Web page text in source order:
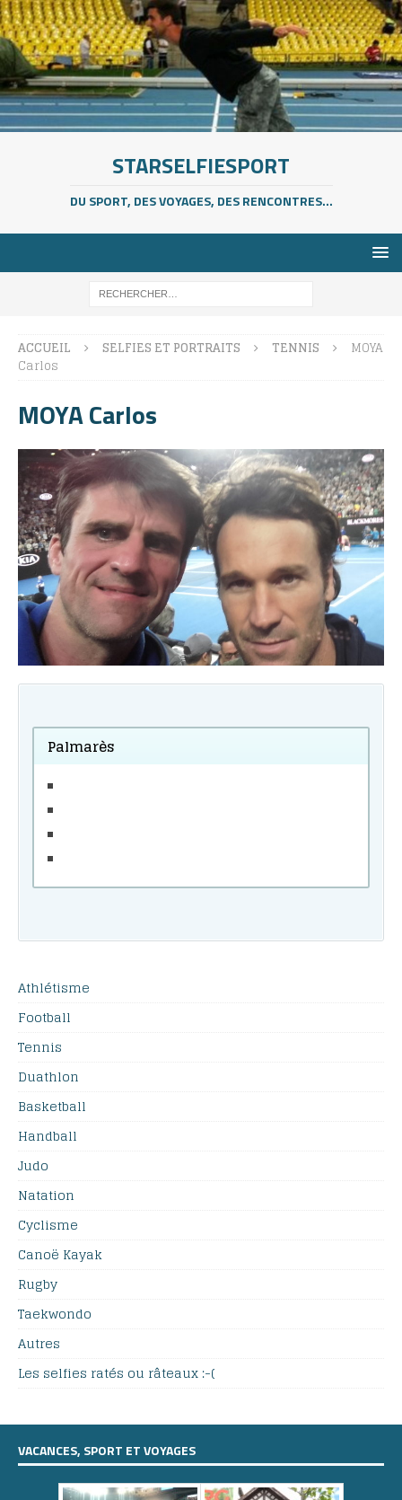
STARSELFIESPORT
DU SPORT, DES VOYAGES, DES RENCONTRES...
ACCUEIL SELFIES ET PORTRAITS TENNIS
MOYA
Carlos
MOYA Carlos
Palmarès
Athlétisme
Football
Tennis
Duathlon
Basketball
Handball
Judo
Natation
Cyclisme
Canoë Kayak
Rugby
Taekwondo
Autres
Les selfies ratés ou râteaux :-(
VACANCES, SPORT ET VOYAGES